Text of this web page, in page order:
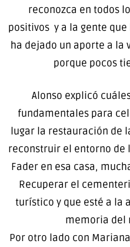
reconozca en todos
positivos y a la gente
ha dejado un aporte a la
porque pocos
Alonso explicó
fundamentales para
lugar la restauración de
reconstruir el entorno de
Fader en esa casa,
Recuperar el
turístico y que esté a la
memoria del
Por otro lado con